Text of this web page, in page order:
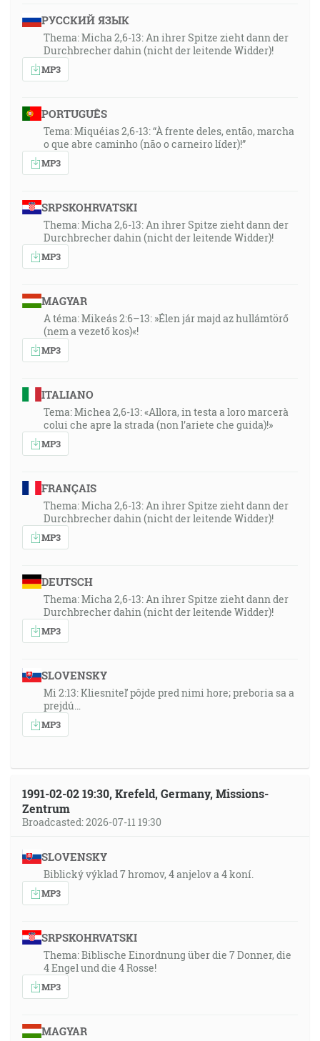
РУССКИЙ ЯЗЫК
Thema: Micha 2,6-13: An ihrer Spitze zieht dann der
Durchbrecher dahin (nicht der leitende Widder)!
MP3
PORTUGUÊS
Tema: Miquéias 2,6-13: “À frente deles, então, marcha
o que abre caminho (não o carneiro líder)!”
MP3
SRPSKOHRVATSKI
Thema: Micha 2,6-13: An ihrer Spitze zieht dann der
Durchbrecher dahin (nicht der leitende Widder)!
MP3
MAGYAR
A téma: Mikeás 2:6–13: »Élen jár majd az hullámtörő
(nem a vezető kos)«!
MP3
ITALIANO
Tema: Michea 2,6-13: «Allora, in testa a loro marcerà
colui che apre la strada (non l’ariete che guida)!»
MP3
FRANÇAIS
Thema: Micha 2,6-13: An ihrer Spitze zieht dann der
Durchbrecher dahin (nicht der leitende Widder)!
MP3
DEUTSCH
Thema: Micha 2,6-13: An ihrer Spitze zieht dann der
Durchbrecher dahin (nicht der leitende Widder)!
MP3
SLOVENSKY
Mi 2:13: Kliesniteľ pôjde pred nimi hore; preboria sa a
prejdú…
MP3
1991-02-02 19:30, Krefeld, Germany, Missions-
Zentrum
Broadcasted: 2026-07-11 19:30
SLOVENSKY
Biblický výklad 7 hromov, 4 anjelov a 4 koní.
MP3
SRPSKOHRVATSKI
Thema: Biblische Einordnung über die 7 Donner, die
4 Engel und die 4 Rosse!
MP3
MAGYAR